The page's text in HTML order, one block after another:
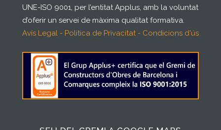
UNE-ISO 9001, per l’entitat Applus, amb la voluntat
d’oferir un servei de màxima qualitat formativa.
Avís Legal - Política de Privacitat - Condicions d'ús